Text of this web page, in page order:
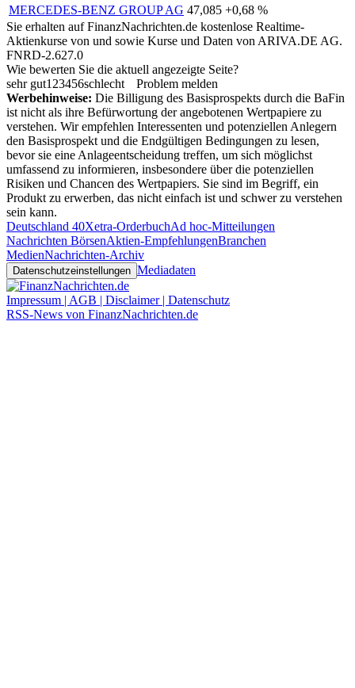
MERCEDES-BENZ GROUP AG 47,085 +0,68 %
Sie erhalten auf FinanzNachrichten.de kostenlose Realtime-
Aktienkurse von und sowie Kurse und Daten von ARIVA.DE AG.
FNRD-2.627.0
Wie bewerten Sie die aktuell angezeigte Seite?
sehr gut1 23456schlecht
Problem melden
Werbehinweise: Die Billigung des Basisprospekts durch die BaFin
ist nicht als ihre Befürwortung der angebotenen Wertpapiere zu
verstehen. Wir empfehlen Interessenten und potenziellen Anlegern
den Basisprospekt und die Endgültigen Bedingungen zu lesen,
bevor sie eine Anlageentscheidung treffen, um sich möglichst
umfassend zu informieren, insbesondere über die potenziellen
Risiken und Chancen des Wertpapiers. Sie sind im Begriff, ein
Produkt zu erwerben, das nicht einfach ist und schwer zu verstehen
sein kann.
Deutschland 40Xetra-OrderbuchAd hoc-Mitteilungen
Nachrichten BörsenAktien-EmpfehlungenBranchen
MedienNachrichten-Archiv
Datenschutzeinstellungen Mediadaten
Impressum | AGB | Disclaimer | Datenschutz
RSS-News von FinanzNachrichten.de